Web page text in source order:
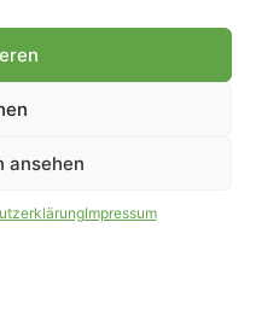
ansehen
Impressum